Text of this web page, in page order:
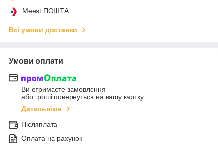
Meest ПОШТА
Всі умови доставки
Умови оплати
Ви отримаєте замовлення
або гроші повернуться на вашу картку
Детальніше
Післяплата
Оплата на рахунок